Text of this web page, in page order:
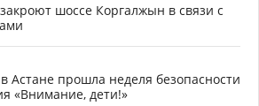
шоссе Коргалжын в связи с
Астане прошла неделя безопасности
«Внимание, дети!»